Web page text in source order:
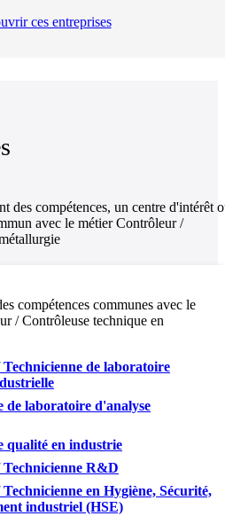
ces entreprises
des compétences, un centre d'intérêt
avec le métier Contrôleur /
compétences communes avec le
/ Contrôleuse technique en
Technicienne de laboratoire
de laboratoire d'analyse
qualité en industrie
Technicienne R&D
en Hygiène, Sécurité,
industriel (HSE)